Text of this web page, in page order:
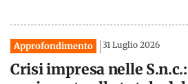
Approfondimento 31 Luglio 2026
Crisi impresa nelle